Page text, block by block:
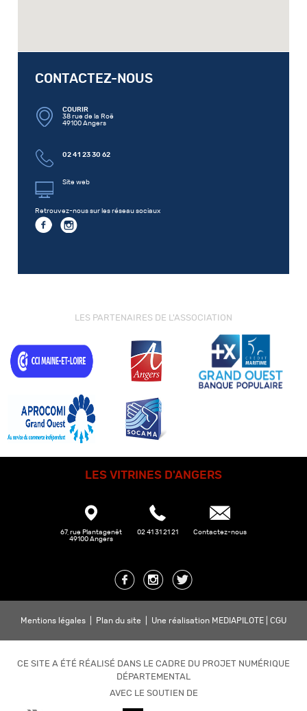
CONTACTEZ-NOUS
COURIR
38 rue de la Roë
49100 Angers
02 41 23 30 62
Site web
Retrouvez-nous sur les réseau sociaux
LES PARTENAIRES DE L'ASSOCIATION
LES VITRINES D'ANGERS
67, rue Plantagenêt
49100 Angers
02 41 31 21 21 Contactez-nous
Mentions légales Plan du site Une réalisation MEDIAPILOTE CGU
CE SITE A ÉTÉ RÉALISÉ DANS LE CADRE DU PROJET NUMÉRIQUE
DÉPARTEMENTAL
AVEC LE SOUTIEN DE